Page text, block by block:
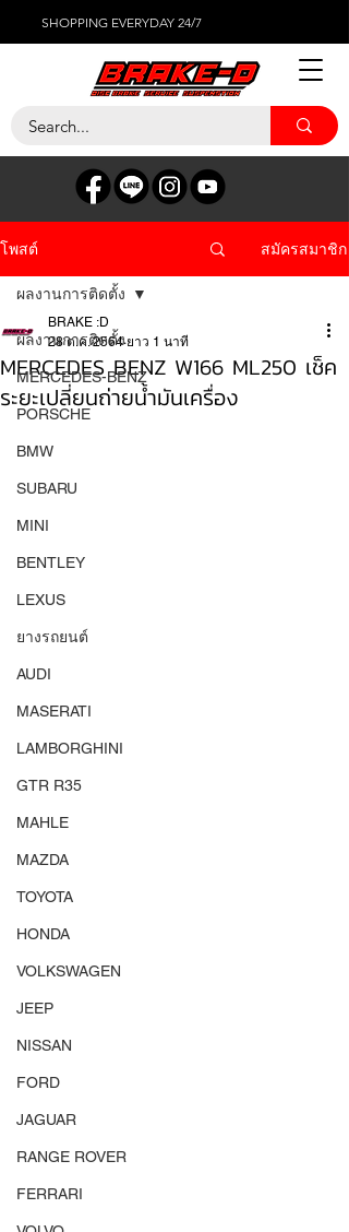
SHOPPING EVERYDAY 24/7
โพสต์ สมัครสมาชิก
ผลงานการติดตั้ง
MERCEDES-BENZ
PORSCHE
BMW
SUBARU
MINI
BENTLEY
LEXUS
ยางรถยนต์
AUDI
MASERATI
LAMBORGHINI
GTR R35
MAHLE
MAZDA
TOYOTA
HONDA
VOLKSWAGEN
JEEP
NISSAN
FORD
JAGUAR
RANGE ROVER
FERRARI
ผลงานการติดตั้ง
MERCEDES BENZ W166 ML250 เช็ค
ระยะเปลี่ยนถ่ายน้ำมันเครื่อง
BRAKE :D
28 ต.ค. 2564 ยาว 1 นาที